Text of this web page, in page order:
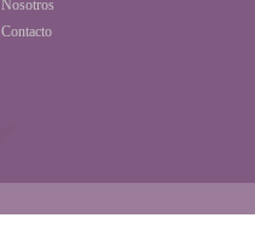
Nosotros
Contacto